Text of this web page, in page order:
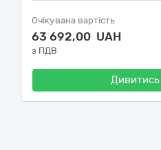
Очікувана вартість
63 692,00 UAH
з ПДВ
Дивитись